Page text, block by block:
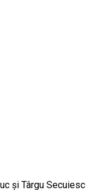
și Târgu Secuiesc